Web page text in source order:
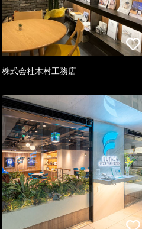
株式会社木村工務店